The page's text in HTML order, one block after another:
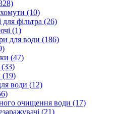
хомути (10)
фільтра (26)
(1)
для води (186)
(47)
(33)
(19)
води (12)
очищення води (17)
(21)